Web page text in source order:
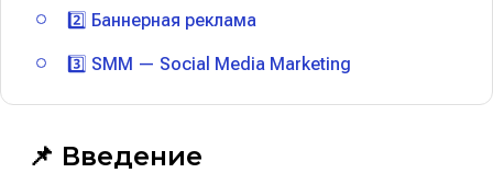
2️⃣ Баннерная реклама
3️⃣ SMM — Social Media Marketing
📌 Введение